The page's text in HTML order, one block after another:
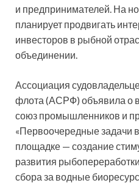
и предпринимателей. На
планирует продвигать
инвесторов в рыбной
объединении.
Ассоциация
флота (АСРФ) объявила о
союз промышленников и
«Первоочередные задачи
площадке — создание
развития
сбора за водные